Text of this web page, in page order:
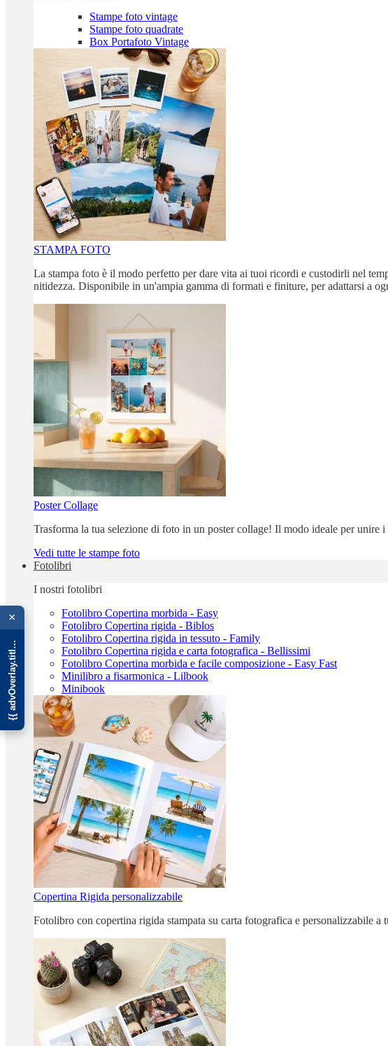
Stampe foto vintage
Stampe foto quadrate
Box Portafoto Vintage
STAMPA FOTO
La stampa foto è il modo perfetto per dare vita ai tuoi ricordi e custodirli nel
nitidezza. Disponibile in un'ampia gamma di formati e finiture, per adattarsi a
Poster Collage
Trasforma la tua selezione di foto in un poster collage! Il modo ideale per
Vedi tutte le stampe foto
Fotolibri
I nostri fotolibri
Fotolibro Copertina morbida - Easy
Fotolibro Copertina rigida - Biblos
Fotolibro Copertina rigida in tessuto - Family
Fotolibro Copertina rigida e carta fotografica - Bellissimi
Fotolibro Copertina morbida e facile composizione - Easy Fast
Minilibro a fisarmonica - Lilbook
Minibook
Copertina Rigida personalizzabile
Fotolibro con copertina rigida stampata su carta fotografica e personalizzabile a
×
{{ advOverlay.title || 'Promo' }}